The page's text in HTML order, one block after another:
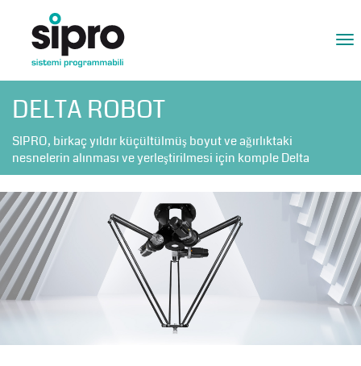
DELTA ROBOT
SIPRO, birkaç yıldır küçültülmüş boyut ve ağırlıktaki
nesnelerin alınması ve yerleştirilmesi için komple Delta